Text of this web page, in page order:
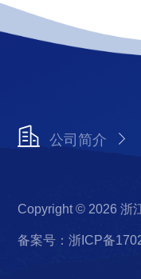
公司简介
Copyright © 2026 浙
备案号：浙ICP备